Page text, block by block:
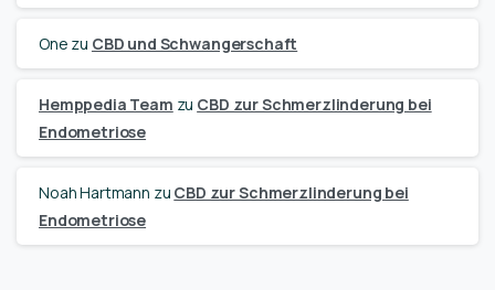
One zu CBD und Schwangerschaft
Hemppedia Team zu CBD zur Schmerzlinderung bei
Endometriose
Noah Hartmann zu CBD zur Schmerzlinderung bei
Endometriose